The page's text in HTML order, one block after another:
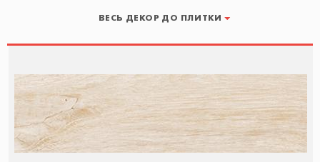
ВЕСЬ ДЕКОР ДО ПЛИТКИ